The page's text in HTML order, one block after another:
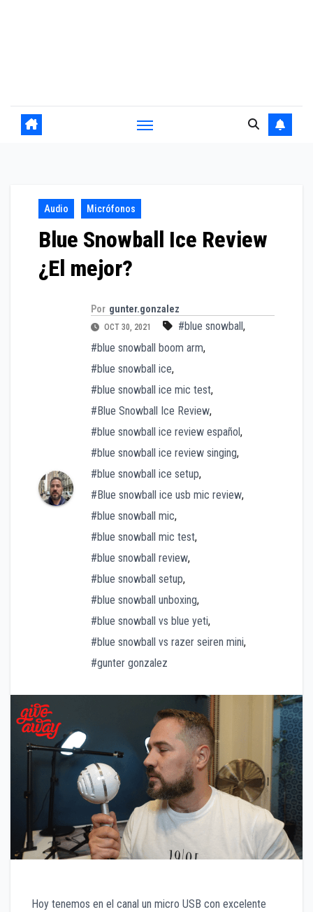
Audio Micrófonos
Blue Snowball Ice Review
¿El mejor?
Por gunter.gonzalez
OCT 30, 2021 #blue snowball,
#blue snowball boom arm,
#blue snowball ice,
#blue snowball ice mic test,
#Blue Snowball Ice Review,
#blue snowball ice review español,
#blue snowball ice review singing,
#blue snowball ice setup,
#Blue snowball ice usb mic review,
#blue snowball mic,
#blue snowball mic test,
#blue snowball review,
#blue snowball setup,
#blue snowball unboxing,
#blue snowball vs blue yeti,
#blue snowball vs razer seiren mini,
#gunter gonzalez
Hoy tenemos en el canal un micro USB con excelente